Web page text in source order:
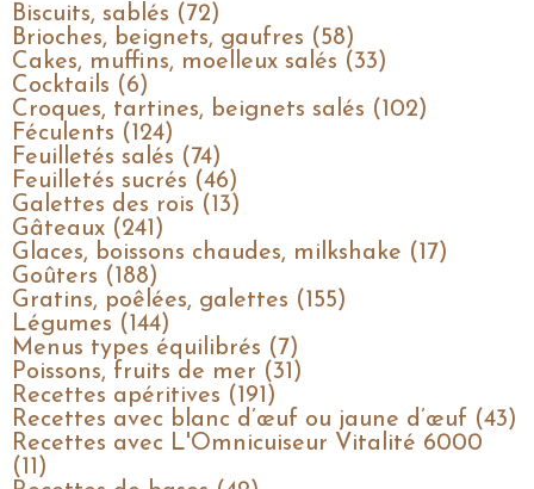
Biscuits, sablés (72)
Brioches, beignets, gaufres (58)
Cakes, muffins, moelleux salés (33)
Cocktails (6)
Croques, tartines, beignets salés (102)
Féculents (124)
Feuilletés salés (74)
Feuilletés sucrés (46)
Galettes des rois (13)
Gâteaux (241)
Glaces, boissons chaudes, milkshake (17)
Goûters (188)
Gratins, poêlées, galettes (155)
Légumes (144)
Menus types équilibrés (7)
Poissons, fruits de mer (31)
Recettes apéritives (191)
Recettes avec blanc d’œuf ou jaune d’œuf (43)
Recettes avec L'Omnicuiseur Vitalité 6000
(11)